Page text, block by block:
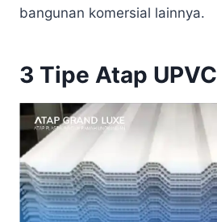
bangunan komersial lainnya.
3 Tipe Atap UPVC